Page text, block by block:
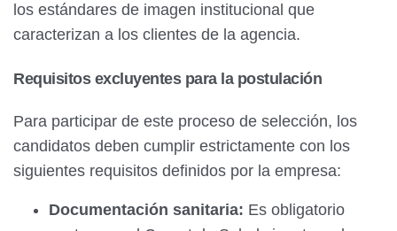
los estándares de imagen institucional que
caracterizan a los clientes de la agencia.
Requisitos excluyentes para la postulación
Para participar de este proceso de selección, los
candidatos deben cumplir estrictamente con los
siguientes requisitos definidos por la empresa:
Documentación sanitaria: Es obligatorio